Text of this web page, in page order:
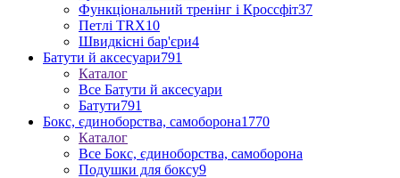
Функціональний тренінг і Кроссфіт37
Петлі TRX10
Швидкісні бар'єри4
Батути й аксесуари791
Каталог
Все Батути й аксесуари
Батути791
Бокс, єдиноборства, самоборона1770
Каталог
Все Бокс, єдиноборства, самоборона
Подушки для боксу9